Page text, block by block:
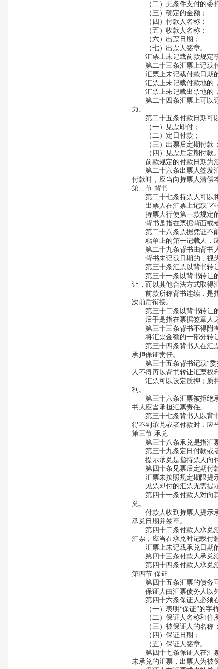
（二）无条件支付的委
（三）确定的金额；
（四）付款人名称；
（五）收款人名称；
（六）出票日期；
（七）出票人签章。
汇票上未记载前款规定
第二十三条汇票上记载付
汇票上未记载付款日期
汇票上未记载付款地的，
汇票上未记载出票地的，
第二十四条汇票上可以记
力。
第二十五条付款日期可
（一）见票即付；
（二）定日付款；
（三）出票后定期付款
（四）见票后定期付款
前款规定的付款日期为
第二十六条出票人签发汇
付款时，应当向持票人清
第二节 背书
第二十七条持票人可以将
出票人在汇票上记载“不
持票人行使第一款规定的
背书是指在票据背面或者
第二十八条票据凭证不能
粘单上的第一记载人，应
第二十九条背书由背书
背书未记载日期的，视
第三十条汇票以背书转让
第三十一条以背书转让的
让，而以其他合法方式取得
前款所称背书连续，是指
次前后衔接。
第三十二条以背书转让的
后手是指在票据签章人之
第三十三条背书不得附有
将汇票金额的一部分转让
第三十四条背书人在汇票
承担保证责任。
第三十五条背书记载“委
人不得再以背书转让汇票权
汇票可以设定质押；质押
利。
第三十六条汇票被拒绝承
书人应当承担汇票责任。
第三十七条背书人以背书
得不到承兑或者付款时，
第三节 承兑
第三十八条承兑是指汇票
第三十九条定日付款或者
提示承兑是指持票人向付
第四十条见票后定期付款
汇票未按照规定期限提示
见票即付的汇票无需提
第四十一条付款人对向其
兑。
付款人收到持票人提示承
承兑日期并签章。
第四十二条付款人承兑汇
汇票，应当在承兑时记载付
汇票上未记载承兑日期的
第四十三条付款人承兑汇
第四十四条付款人承兑
第四节 保证
第四十五条汇票的债务可
保证人由汇票债务人以
第四十六条保证人必须在
（一）表明“保证”的字
（二）保证人名称和住
（三）被保证人的名称
（四）保证日期；
（五）保证人签章。
第四十七条保证人在汇票
未承兑的汇票，出票人为被